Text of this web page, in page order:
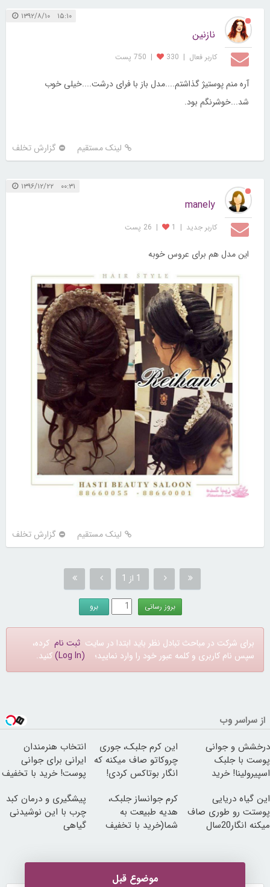
۱۵:۱۰ ۱۳۹۲/۸/۱۰
نازنین
کاربر فعال |
330
| 750 پست
آره منم پوستیژ گذاشتم....مدل باز با فرای درشت....خیلی خوب
شد...خوشرنگم بود.
لینک مستقیم گزارش تخلف
۰۰:۳۱ ۱۳۹۶/۱۲/۲۲
manely
کاربر جديد |
1
| 26 پست
این مدل هم برای عروس خوبه
لینک مستقیم گزارش تخلف
1 از 1
برای شرکت در مباحث تبادل نظر باید ابتدا در سایت ثبت نام کرده،
سپس نام کاربری و کلمه عبور خود را وارد نمایید؛ (Log In) کنید.
از سراسر وب
درخشش و جوانی
پوست با جلبک
اسپیرولینا! خرید
این کرم جلبک، جوری
چروکاتو صاف میکنه که
انگار بوتاکس کردی!
انتخاب هنرمندان
ایرانی برای جوانی
پوست! خرید با تخفیف
این گیاه دریایی
پوستت رو طوری صاف
میکنه انگار20سال
کرم جوانساز جلبک،
هدیه طبیعت به
شما(خرید با تخفیف
پیشگیری و درمان کبد
چرب با این نوشیدنی
گیاهی
موضوع قبل